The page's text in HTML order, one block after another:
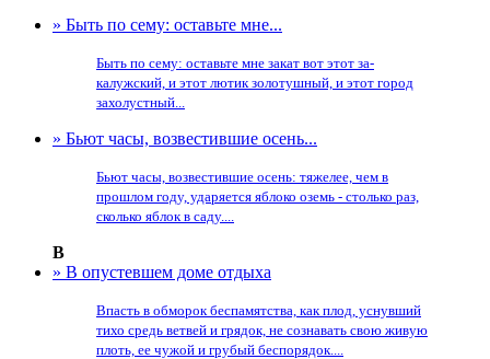
» Быть по сему: оставьте мне...
Быть по сему: оставьте мне закат вот этот за-
калужский, и этот лютик золотушный, и этот город
захолустный...
» Бьют часы, возвестившие осень...
Бьют часы, возвестившие осень: тяжелее, чем в
прошлом году, ударяется яблоко оземь - столько раз,
сколько яблок в саду....
В
» В опустевшем доме отдыха
Впасть в обморок беспамятства, как плод, уснувший
тихо средь ветвей и грядок, не сознавать свою живую
плоть, ее чужой и грубый беспорядок....